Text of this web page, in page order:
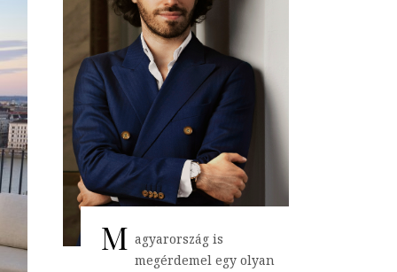
M agyarország is
megérdemel egy olyan